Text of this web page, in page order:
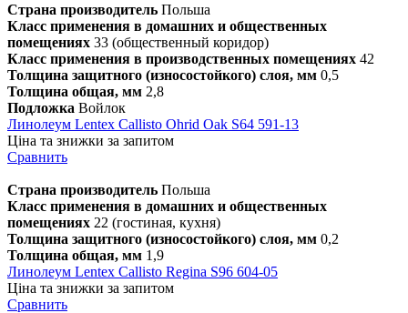
Страна производитель Польша
Класс применения в домашних и общественных
помещениях 33 (общественный коридор)
Класс применения в производственных помещениях 42
Толщина защитного (износостойкого) слоя, мм 0,5
Толщина общая, мм 2,8
Подложка Войлок
Линолеум Lentex Callisto Ohrid Oak S64 591-13
Ціна та знижки за запитом
Сравнить
Страна производитель Польша
Класс применения в домашних и общественных
помещениях 22 (гостиная, кухня)
Толщина защитного (износостойкого) слоя, мм 0,2
Толщина общая, мм 1,9
Линолеум Lentex Callisto Regina S96 604-05
Ціна та знижки за запитом
Сравнить